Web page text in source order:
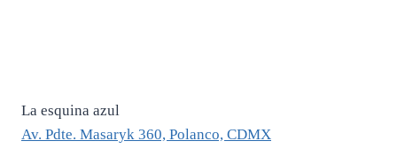
La esquina azul
Av. Pdte. Masaryk 360, Polanco, CDMX